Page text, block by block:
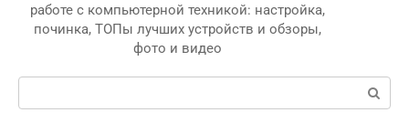
работе с компьютерной техникой: настройка,
починка, ТОПы лучших устройств и обзоры,
фото и видео
Поиск: